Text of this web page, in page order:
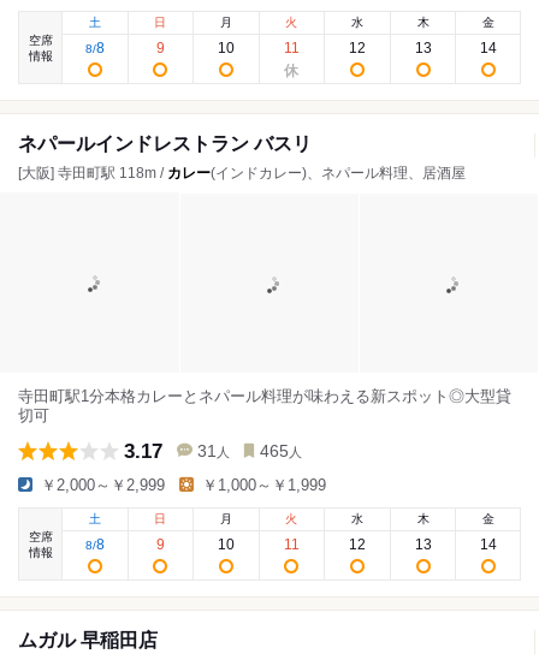
空席
情報
土
8/8
日
9
月
10
火
11
水
12
木
13
金
14
ネパールインドレストラン バスリ
[大阪] 寺田町駅 118m / カレー(インドカレー)、ネパール料理、居酒屋
寺田町駅1分本格カレーとネパール料理が味わえる新スポット◎大型貸
切可
3.17 31 人 465 人
￥2,000～￥2,999 ￥1,000～￥1,999
空席
情報
土
8/8
日
9
月
10
火
11
水
12
木
13
金
14
ムガル 早稲田店